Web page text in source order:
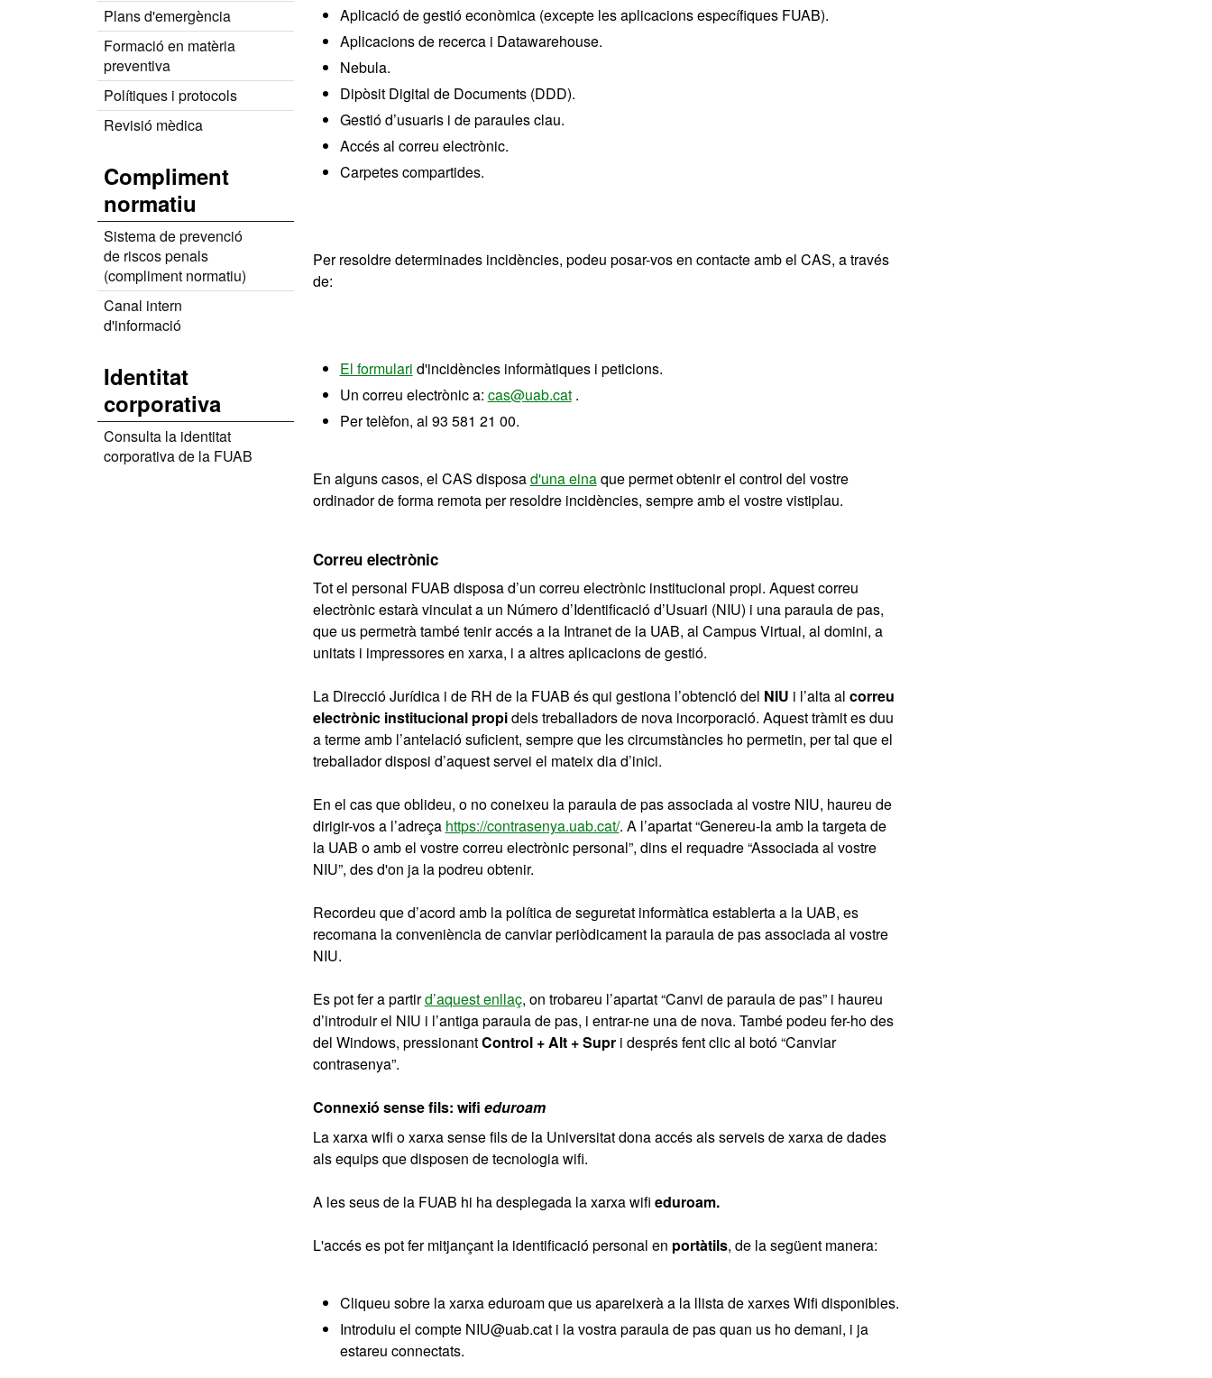
Plans d'emergència
Formació en matèria
preventiva
Polítiques i protocols
Revisió mèdica
Compliment
normatiu
Sistema de prevenció
de riscos penals
(compliment normatiu)
Canal intern
d'informació
Identitat
corporativa
Consulta la identitat
corporativa de la FUAB
Aplicació de gestió econòmica (excepte les aplicacions específiques FUAB).
Aplicacions de recerca i Datawarehouse.
Nebula.
Dipòsit Digital de Documents (DDD).
Gestió d’usuaris i de paraules clau.
Accés al correu electrònic.
Carpetes compartides.
Per resoldre determinades incidències, podeu posar-vos en contacte amb el CAS, a través
de:
El formulari d'incidències informàtiques i peticions.
Un correu electrònic a: cas@uab.cat.
Per telèfon, al 93 581 21 00.
En alguns casos, el CAS disposad'una einaque permet obtenir el control del vostre
ordinador de forma remota per resoldre incidències, sempre amb el vostre vistiplau.
Correu electrònic
Tot el personal FUAB disposa d’un correu electrònic institucional propi. Aquest correu
electrònic estarà vinculat a un Número d’Identificació d’Usuari (NIU) i una paraula de pas,
que us permetrà també tenir accés a la Intranet de la UAB, al Campus Virtual, al domini, a
unitats i impressores en xarxa, i a altres aplicacions de gestió.
La Direcció Jurídica i de RH de la FUAB és qui gestiona l’obtenció del NIU i l’alta al correu
electrònic institucional propidels treballadors de nova incorporació. Aquest tràmit es duu
a terme amb l’antelació suficient, sempre que les circumstàncies ho permetin, per tal que el
treballador disposi d’aquest servei el mateix dia d’inici.
En el cas que oblideu, o no coneixeu la paraula de pas associada al vostre NIU, haureu de
dirigir-vos a l’adreça https://contrasenya.uab.cat/. A l’apartat “Genereu-la amb la targeta de
la UAB o amb el vostre correu electrònic personal”, dins el requadre “Associada al vostre
NIU”, des d'on ja la podreu obtenir.
Recordeu que d’acord amb la política de seguretat informàtica establerta a la UAB, es
recomana la conveniència de canviar periòdicament la paraula de pas associada al vostre
NIU.
Es pot fer a partird’aquest enllaç, on trobareu l’apartat “Canvi de paraula de pas” i haureu
d’introduir el NIU i l’antiga paraula de pas, i entrar-ne una de nova. També podeu fer-ho des
del Windows, pressionantControl + Alt + Supri després fent clic al botó “Canviar
contrasenya”.
Connexió sense fils: wifi eduroam
La xarxa wifi o xarxa sense fils de la Universitat dona accés als serveis de xarxa de dades
als equips que disposen de tecnologia wifi.
A les seus de la FUAB hi ha desplegada la xarxa wifi eduroam.
L'accés es pot fer mitjançant la identificació personal en portàtils, de la següent manera:
Cliqueu sobre la xarxa eduroam que us apareixerà a la llista de xarxes Wifi disponibles.
Introduiu el compte NIU@uab.cat i la vostra paraula de pas quan us ho demani, i ja
estareu connectats.